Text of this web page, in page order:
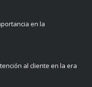
en la
al cliente en la era